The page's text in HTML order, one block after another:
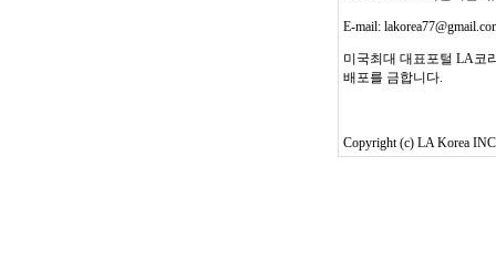
E-mail:
미국최대 대표포털 LA코
배포를 금합니다.
Copyright (c) LA Korea